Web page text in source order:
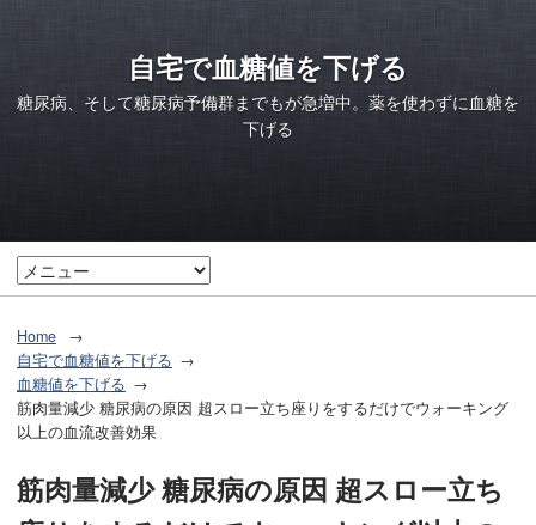
自宅で血糖値を下げる
糖尿病、そして糖尿病予備群までもが急増中。薬を使わずに血糖を
下げる
Home
自宅で血糖値を下げる
血糖値を下げる
筋肉量減少 糖尿病の原因 超スロー立ち座りをするだけでウォーキング
以上の血流改善効果
筋肉量減少 糖尿病の原因 超スロー立ち